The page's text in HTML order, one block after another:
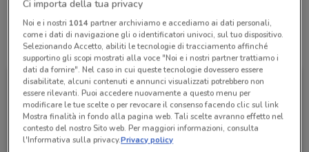
Tutte le promozioni di questo negozio
Ci importa della tua privacy
Noi e i nostri 1014partner archiviamo e accediamo ai dati personali,
come i dati di navigazione gli o identificatori univoci, sul tuo dispositivo.
Selezionando Accetto, abiliti le tecnologie di tracciamento affinché
supportino gli scopi mostrati alla voce "Noi e i nostri partner trattiamo i
dati da fornire". Nel caso in cui queste tecnologie dovessero essere
disabilitate, alcuni contenuti e annunci visualizzati potrebbero non
essere rilevanti. Puoi accedere nuovamente a questo menu per
modificare le tue scelte o per revocare il consenso facendo clic sul link
Mostra finalità in fondo alla pagina web. Tali scelte avranno effetto nel
contesto del nostro Sito web. Per maggiori informazioni, consulta
l'Informativa sulla privacy.Privacy policy